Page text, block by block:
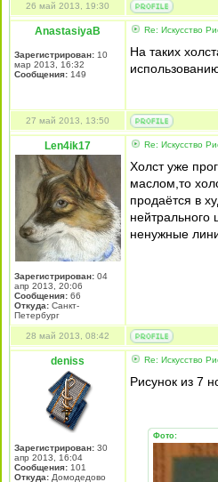
26 май 2013, 19:30
AnastasiyaB
Зарегистрирован: 10
мар 2013, 16:32
Сообщения: 149
Re: Искусство
На таких
27 май 2013, 13:50
Len4ik17
Зарегистрирован: 04
апр 2013, 20:06
Сообщения: 66
Откуда: Санкт-
Петербург
Re: Искусство
Холст уже
маслом,то
продаётся в
нейтрального
ненужные
28 май 2013, 08:42
deniss
Зарегистрирован: 30
апр 2013, 16:04
Сообщения: 101
Откуда: Домодедово
Re: Искусство
Рисунок из 7
Фото: